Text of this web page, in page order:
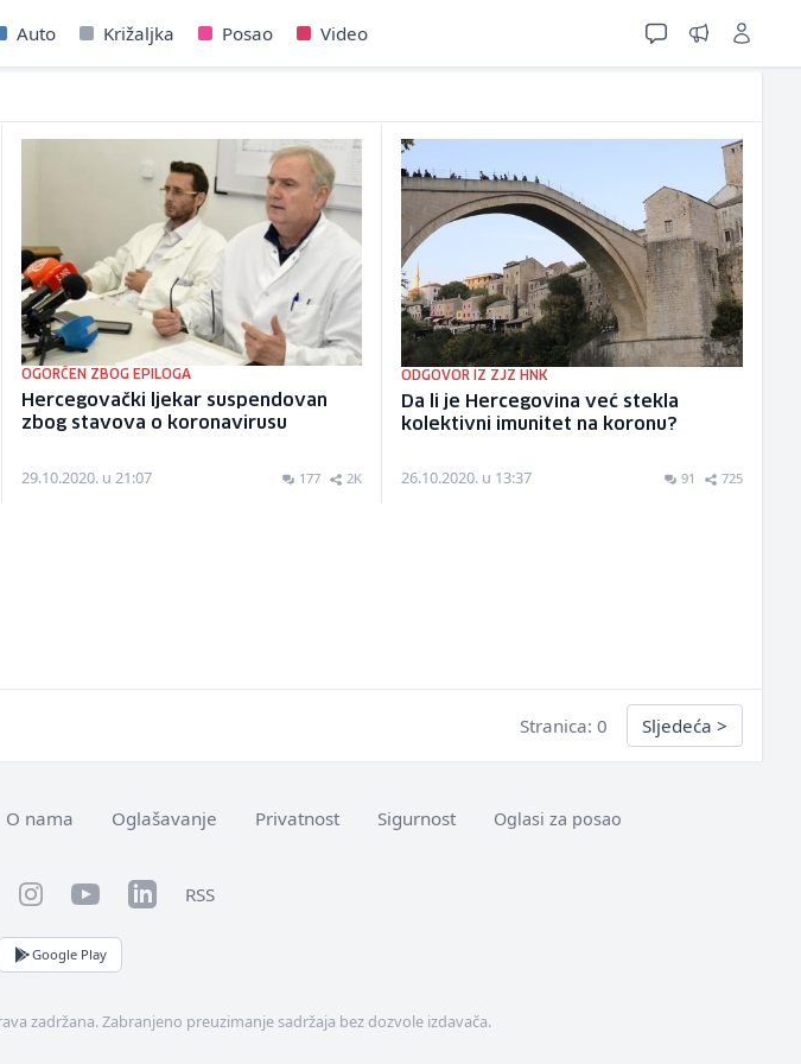
Auto Križaljka Posao Video
OGORČEN ZBOG EPILOGA
Hercegovački ljekar suspendovan
zbog stavova o koronavirusu
29.10.2020. u 21:07 177 2K
ODGOVOR IZ ZJZ HNK
Da li je Hercegovina već stekla
kolektivni imunitet na koronu?
26.10.2020. u 13:37 91 725
Stranica: 0 Sljedeća >
O nama Oglašavanje Privatnost Sigurnost Oglasi za posao
InstagramYouTubeLinkedInRSS
Google Play
zadržana. Zabranjeno preuzimanje sadržaja bez dozvole izdavača.